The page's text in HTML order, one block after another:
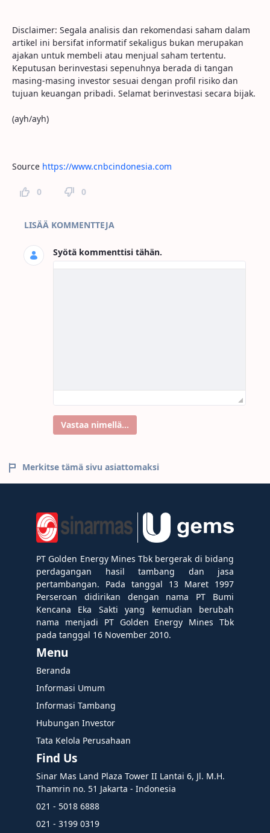
Disclaimer: Segala analisis dan rekomendasi saham dalam
artikel ini bersifat informatif sekaligus bukan merupakan
ajakan untuk membeli atau menjual saham tertentu.
Keputusan berinvestasi sepenuhnya berada di tangan
masing-masing investor sesuai dengan profil risiko dan
tujuan keuangan pribadi. Selamat berinvestasi secara bijak.
(ayh/ayh)
Source https://www.cnbcindonesia.com
0 0
Sivun kommentit
LISÄÄ KOMMENTTEJA
Syötä kommenttisi tähän.
Vastaa nimellä...
Merkitse tämä sivu asiattomaksi
PT Golden Energy Mines Tbk bergerak di bidang
perdagangan hasil tambang dan jasa
pertambangan. Pada tanggal 13 Maret 1997
Perseroan didirikan dengan nama PT Bumi
Kencana Eka Sakti yang kemudian berubah
nama menjadi PT Golden Energy Mines Tbk
pada tanggal 16 November 2010.
Menu
Beranda
Informasi Umum
Informasi Tambang
Hubungan Investor
Tata Kelola Perusahaan
Find Us
Sinar Mas Land Plaza Tower II Lantai 6, Jl. M.H.
Thamrin no. 51 Jakarta - Indonesia
021 - 5018 6888
021 - 3199 0319